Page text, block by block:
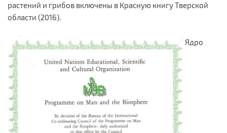
растений и грибов включены в Красную книгу Тверской
области (2016).
Ядро